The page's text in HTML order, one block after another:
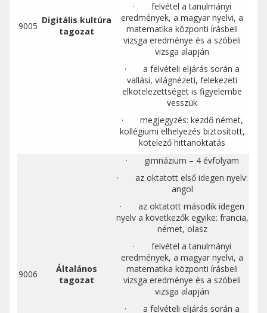
9005
Digitális kultúra
tagozat
· felvétel a tanulmányi
eredmények, a magyar nyelvi, a
matematika központi írásbeli
vizsga eredménye és a szóbeli
vizsga alapján
· a felvételi eljárás során a
vallási, világnézeti, felekezeti
elkötelezettséget is figyelembe
vesszük
· megjegyzés: kezdő német,
kollégiumi elhelyezés biztosított,
kötelező hittanoktatás
9006
Általános
tagozat
· gimnázium – 4 évfolyam
· az oktatott első idegen nyelv:
angol
· az oktatott második idegen
nyelv a következők egyike: francia,
német, olasz
· felvétel a tanulmányi
eredmények, a magyar nyelvi, a
matematika központi írásbeli
vizsga eredménye és a szóbeli
vizsga alapján
· a felvételi eljárás során a